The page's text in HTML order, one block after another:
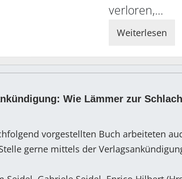
verloren,…
Weiterlesen
Wie Lämmer zur
vorgestellten Buch arbeiteten
gerne mittels der